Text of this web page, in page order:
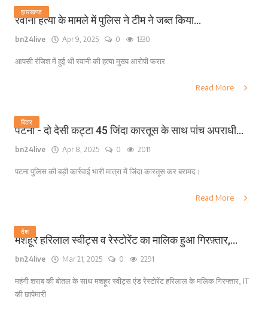
झारखण्ड
रवानी हत्या के मामले में पुलिस ने टीम ने जब्त किया...
bn24live Apr 9, 2025 0 1330
आपसी रंजिश में हुई थी रवानी की हत्या मुख्य आरोपी फरार
Read More
बिहार
पटना - दो देसी कट्टा 45 जिंदा कारतूस के साथ पांच अपराधी...
bn24live Apr 8, 2025 0 2011
पटना पुलिस की बड़ी कार्रवाई भारी मात्रा में जिंदा कारतूस कर बरामद।
Read More
देश
मशहूर हरिलाल स्वीट्स व रेस्टोरेंट का मालिक हुआ गिरफ़्तार,...
bn24live Mar 21, 2025 0 2291
महंगी शराब की बोतल के साथ मशहूर स्वीट्स एंड रेस्टोरेंट हरिलाल के मलिक गिरफ्तार, IT
की छापेमारी